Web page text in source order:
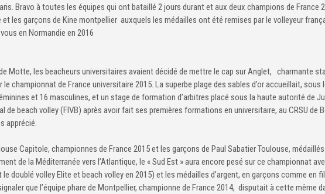
Bravo à toutes les équipes qui ont bataillé 2 jours durant et aux deux champions de France
et les garçons de Kine montpellier auxquels les médailles ont été remises par le volleyeur
en Normandie en 2016
Motte, les beacheurs universitaires avaient décidé de mettre le cap sur Anglet, charmante
championnat de France universitaire 2015. La superbe plage des sables d’or accueillait, sous
et 16 masculines, et un stage de formation d’arbitres placé sous la haute autorité de
de beach volley (FIVB) après avoir fait ses premières formations en universitaire, au CRSU de
apprécié.
Capitole, championnes de France 2015 et les garçons de Paul Sabatier Toulouse,
de la Méditerranée vers l’Atlantique, le « Sud Est » aura encore pesé sur ce championnat
le doublé volley Elite et beach volley en 2015) et les médailles d’argent, en garçons comme en
que l’équipe phare de Montpellier, championne de France 2014, disputait à cette même